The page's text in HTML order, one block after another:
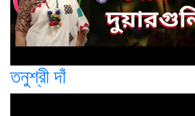
তনুশ্রী দাঁ